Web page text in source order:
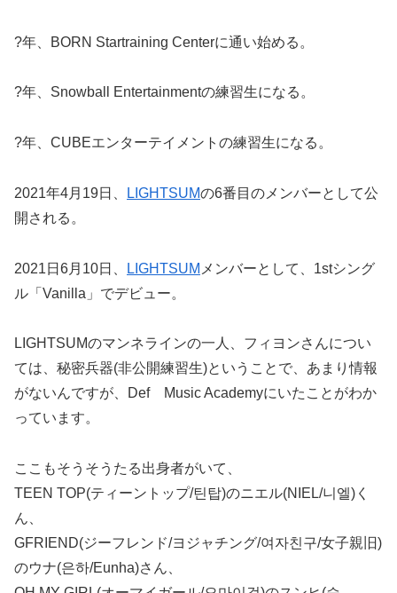
?年、BORN Startraining Centerに通い始める。
?年、Snowball Entertainmentの練習生になる。
?年、CUBEエンターテイメントの練習生になる。
2021年4月19日、 LIGHTSUMの6番目のメンバーとして公
開される。
2021日6月10日、 LIGHTSUM メンバーとして、1stシング
ル「Vanilla」でデビュー。
LIGHTSUMのマンネラインの一人、フィヨンさんについ
ては、秘密兵器(非公開練習生)ということで、あまり情報
がないんですが、Def Music Academyにいたことがわか
っています。
ここもそうそうたる出身者がいて、
TEEN TOP(ティーントップ/틴탑)のニエル(NIEL/니엘)く
ん、
GFRIEND(ジーフレンド/ヨジャチング/여자친구/女子親旧)
のウナ(은하/Eunha)さん、